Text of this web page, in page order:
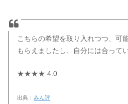
こちらの希望を取り入れつつ、可
もらえましたし、自分には合って
★★★★ 4.0
出典：みん評